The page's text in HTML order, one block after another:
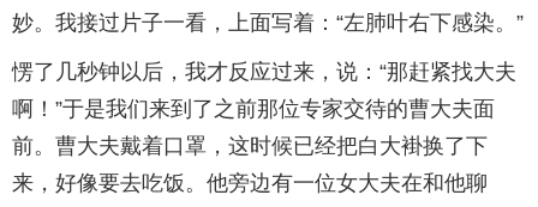
妙。我接过片子一看，上面写着：“左肺叶右下感染。”
愣了几秒钟以后，我才反应过来，说：“那赶紧找大夫
啊！”于是我们来到了之前那位专家交待的曹大夫面
前。曹大夫戴着口罩，这时候已经把白大褂换了下
来，好像要去吃饭。他旁边有一位女大夫在和他聊